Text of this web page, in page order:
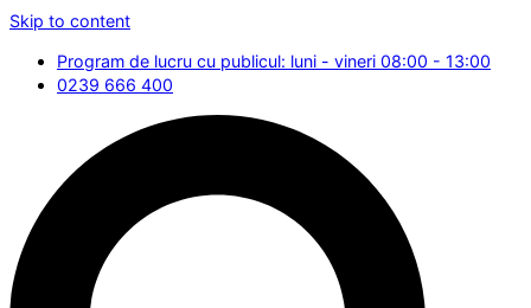
Skip to content
Program de lucru cu publicul: luni - vineri 08:00 - 13:00
0239 666 400